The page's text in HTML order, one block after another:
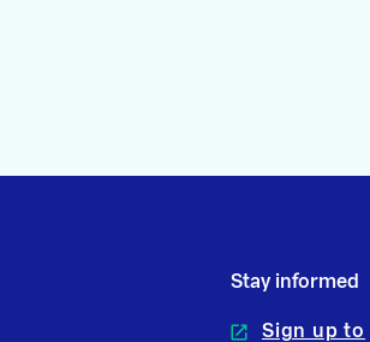
Stay informed
Sign up to